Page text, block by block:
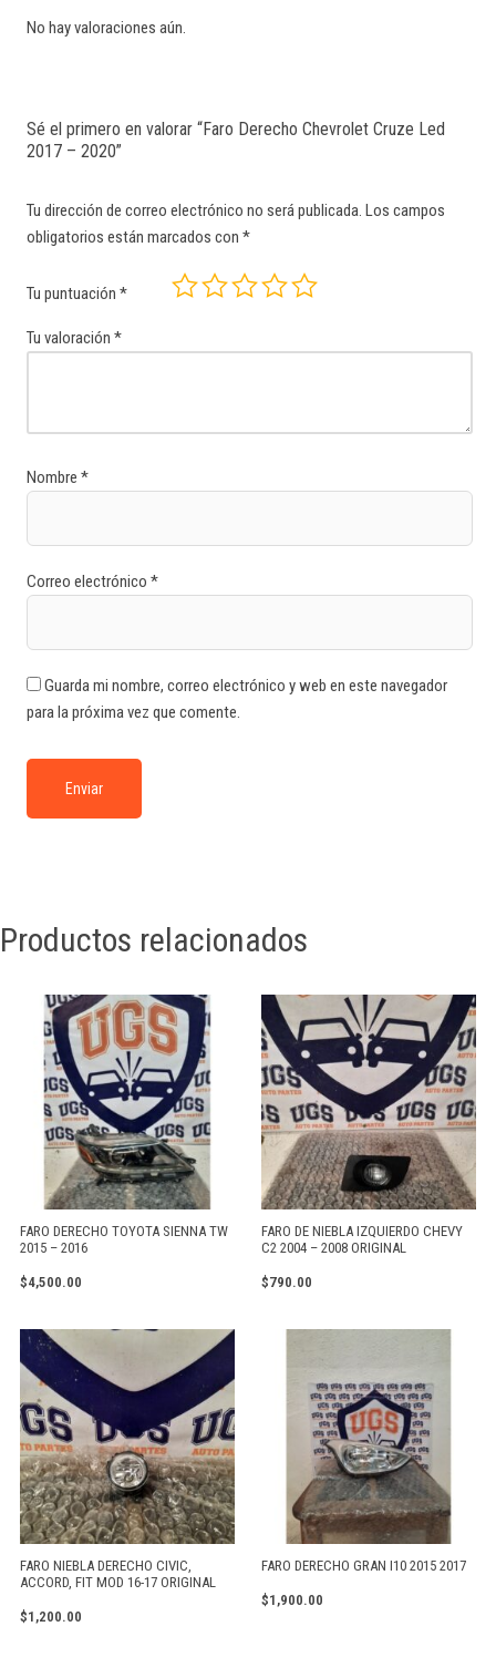
No hay valoraciones aún.
Sé el primero en valorar “Faro Derecho Chevrolet Cruze Led
2017 – 2020”
Tu dirección de correo electrónico no será publicada. Los campos
obligatorios están marcados con *
Tu puntuación *
Tu valoración *
Nombre *
Correo electrónico *
Guarda mi nombre, correo electrónico y web en este navegador
para la próxima vez que comente.
Productos relacionados
FARO DERECHO TOYOTA SIENNA TW
2015 – 2016
$4,500.00
FARO DE NIEBLA IZQUIERDO CHEVY
C2 2004 – 2008 ORIGINAL
$790.00
FARO NIEBLA DERECHO CIVIC,
ACCORD, FIT MOD 16-17 ORIGINAL
$1,200.00
FARO DERECHO GRAN I10 2015 2017
$1,900.00